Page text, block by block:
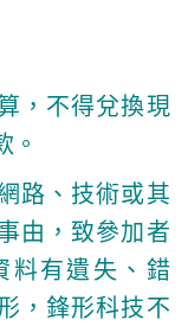
，不得兌換現
。
路、技術或其
由，致參加者
料有遺失、錯
，鋒形科技不